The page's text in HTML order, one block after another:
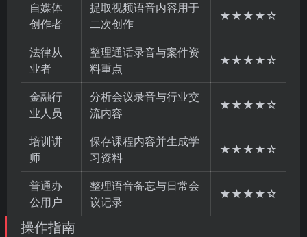
自媒体
创作者
提取视频语音内容用于
二次创作
★★★★☆
法律从
业者
整理通话录音与案件资
料重点
★★★★☆
金融行
业人员
分析会议录音与行业交
流内容
★★★★☆
培训讲
师
保存课程内容并生成学
习资料
★★★★☆
普通办
公用户
整理语音备忘与日常会
议记录
★★★★☆
操作指南